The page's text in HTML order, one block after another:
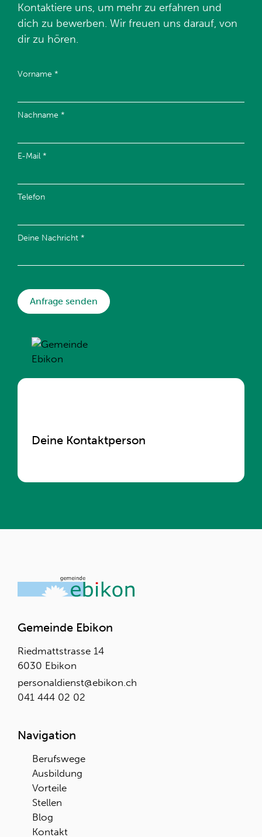
Kontaktiere uns, um mehr zu erfahren und
dich zu bewerben. Wir freuen uns darauf, von
dir zu hören.
Vorname *
Nachname *
E-Mail *
Telefon
Deine Nachricht *
Anfrage senden
Deine Kontaktperson
Gemeinde Ebikon
Riedmattstrasse 14
6030 Ebikon
personaldienst@ebikon.ch
041 444 02 02
Navigation
Berufswege
Ausbildung
Vorteile
Stellen
Blog
Kontakt